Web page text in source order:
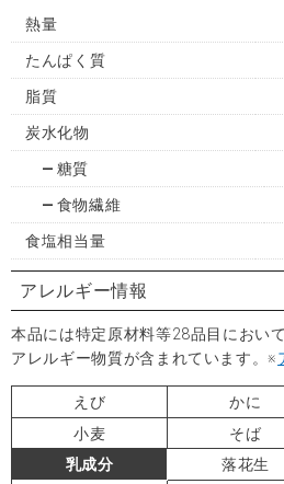
熱量
たんぱく質
脂質
炭水化物
糖質
食物繊維
食塩相当量
アレルギー情報
本品には特定原材料等28品目におい
アレルギー物質が含まれています。※
えび かに
小麦
そば
乳成分
落花生